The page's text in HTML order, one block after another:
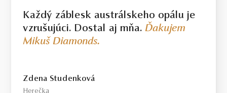
Každý záblesk austrálskeho opálu je
vzrušujúci. Dostal aj mňa.Ďakujem
Mikuš Diamonds.
Zdena Studenková
Herečka